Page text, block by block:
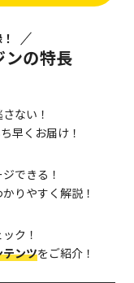
ンの特長
ない！
早くお届け！
できる！
りやすく解説！
ク！
ンツをご紹介！